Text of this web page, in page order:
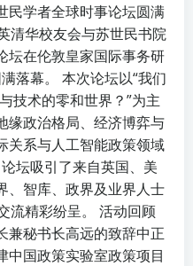
学者全球时事论坛圆满
清华校友会与苏世民书院
坛在伦敦皇家国际事务研
落幕。 本次论坛以“我们
技术的零和世界？”为主
缘政治格局、经济博弈与
关系与人工智能政策领域
坛吸引了来自英国、美
、智库、政界及业界人士
流精彩纷呈。 活动回顾
兼秘书长高远的致辞中正
中国政策实验室政策项目